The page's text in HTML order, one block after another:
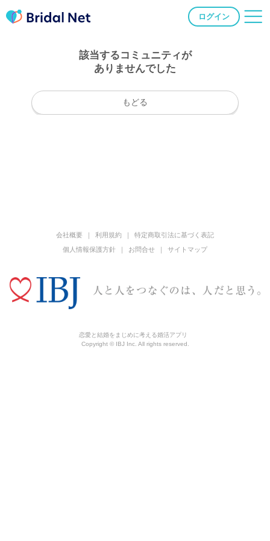
ログイン
該当するコミュニティが
ありませんでした
もどる
会社概要 利用規約
特定商取引法に基づく表記
個人情報保護方針
お問合せ サイトマップ
恋愛と結婚をまじめに考える婚活アプリ
Copyright © IBJ Inc. All rights reserved.